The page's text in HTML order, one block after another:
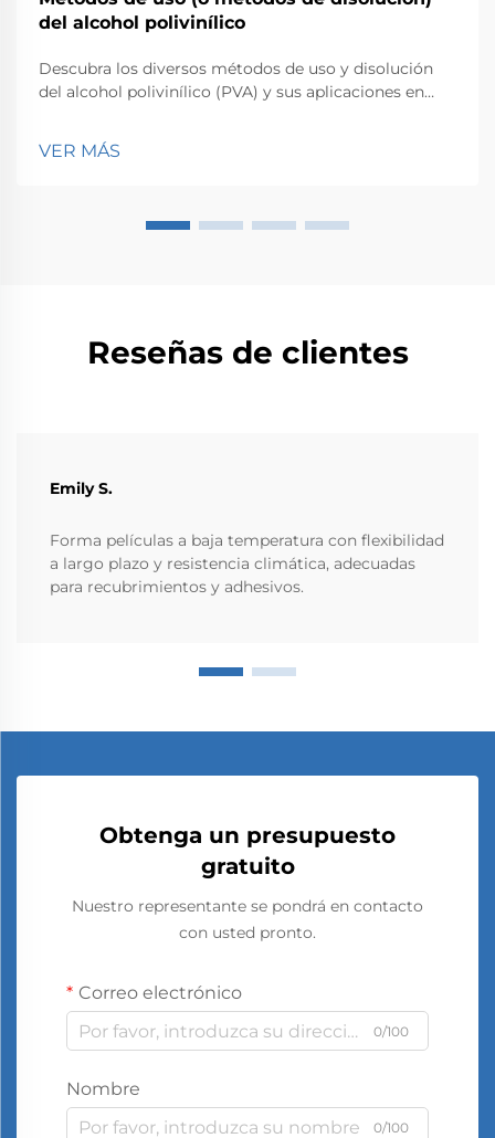
del alcohol polivinílico
Descubra los diversos métodos de uso y disolución
del alcohol polivinílico (PVA) y sus aplicaciones en
VER MÁS
Reseñas de clientes
Emily S.
Forma películas a baja temperatura con flexibilidad
a largo plazo y resistencia climática, adecuadas
para recubrimientos y adhesivos.
Obtenga un presupuesto
gratuito
Nuestro representante se pondrá en contacto
con usted pronto.
Correo electrónico
0/100
Nombre
0/100